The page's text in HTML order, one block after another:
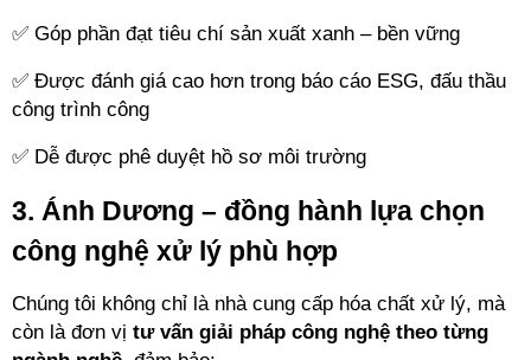
✅ Góp phần đạt tiêu chí sản xuất xanh – bền vững
✅ Được đánh giá cao hơn trong báo cáo ESG, đấu thầu
công trình công
✅ Dễ được phê duyệt hồ sơ môi trường
3. Ánh Dương – đồng hành lựa chọn
công nghệ xử lý phù hợp
Chúng tôi không chỉ là nhà cung cấp hóa chất xử lý, mà
còn là đơn vị tư vấn giải pháp công nghệ theo từng